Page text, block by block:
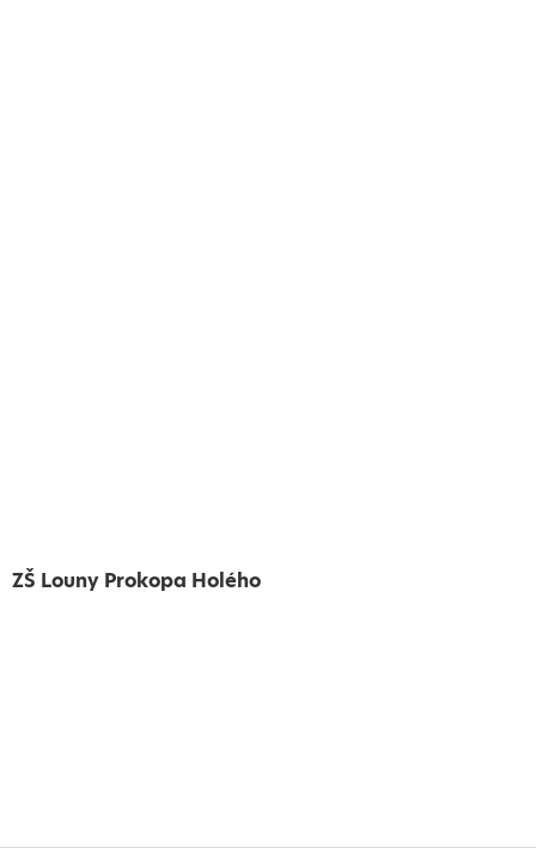
ZŠ Louny Prokopa Holého